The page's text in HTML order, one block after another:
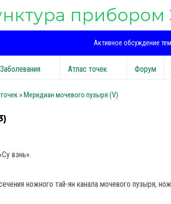
прибором
Активное обсуждение
Заболевания Атлас точек Форум
»Меридиан мочевого пузыря (V)
вэнь».
ножного тай-ян канала мочевого пузыря,